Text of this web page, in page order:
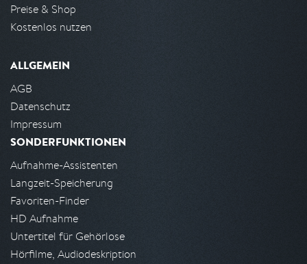
Preise & Shop
Kostenlos nutzen
ALLGEMEIN
AGB
Datenschutz
Impressum
SONDERFUNKTIONEN
Aufnahme-Assistenten
Langzeit-Speicherung
Favoriten-Finder
HD Aufnahme
Untertitel für Gehörlose
Hörfilme, Audiodeskription